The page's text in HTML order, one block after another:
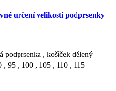
určení velikosti podprsenky
podprsenka , košíček dělený
, 95 , 100 , 105 , 110 , 115